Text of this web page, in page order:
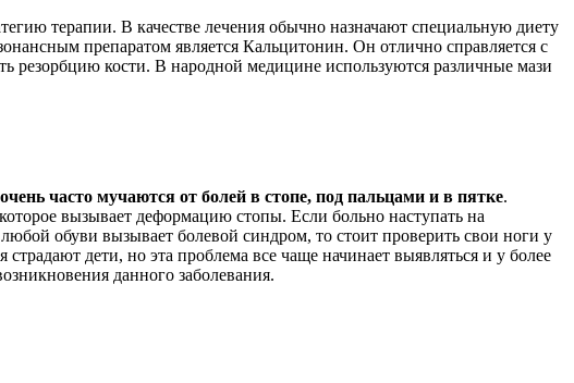
терапии. В качестве лечения обычно назначают специальную диету
препаратом является Кальцитонин. Он отлично справляется с
резорбцию кости. В народной медицине используются различные мази
очень часто мучаются от болей в стопе, под пальцами и в пятке.
вызывает деформацию стопы. Если больно наступать на
обуви вызывает болевой синдром, то стоит проверить свои ноги у
дети, но эта проблема все чаще начинает выявляться и у более
данного заболевания.